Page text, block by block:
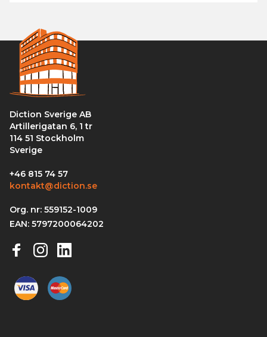
Diction Sverige AB
Artillerigatan 6, 1 tr
114 51 Stockholm
Sverige
+46 815 74 57
kontakt@diction.se
Org. nr: 559152-1009
EAN: 5797200064202